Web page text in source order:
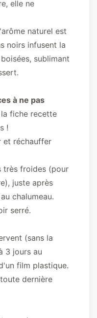
elle ne
naturel est
noirs infusent la
sublimant
à ne pas
fiche recette
!
et réchauffer
très froides (pour
juste après
chalumeau.
serré.
(sans la
3 jours au
film plastique.
dernière